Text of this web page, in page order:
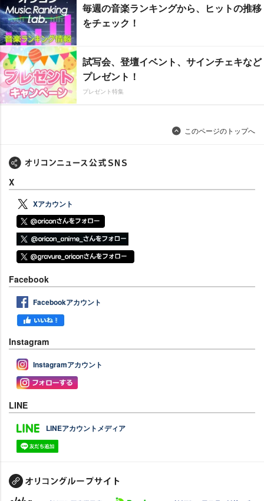
毎週の音楽ランキングから、ヒットの推移
をチェック！
試写会、登壇イベント、サインチェキなど
プレゼント！
プレゼント特集
このページのトップへ
X
Xアカウント
Facebook
Facebookアカウント
Instagram
Instagramアカウント
LINE
LINEアカウントメディア